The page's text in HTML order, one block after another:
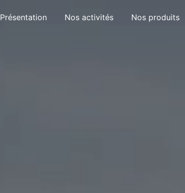
Présentation Nos activités Nos produits